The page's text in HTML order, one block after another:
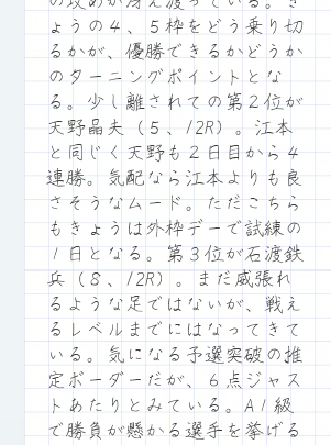
ょうの４、５枠をどう乗り切
るかが、優勝できるかどうか
のターニングポイントとな
る。少し離されての第２位が
天野晶夫（５、12R）。江本
と同じく天野も２日目から４
連勝。気配なら江本よりも良
さそうなムード。ただこちら
もきょうは外枠デーで試練の
１日となる。第３位が石渡鉄
兵（８、12R）。まだ威張れ
るような足ではないが、戦え
るレベルまでにはなってきて
いる。気になる予選突破の推
定ボーダーだが、６点ジャス
トあたりとみている。A１級
で勝負が懸かる選手を挙げる